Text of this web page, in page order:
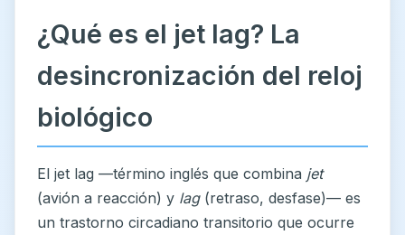
¿Qué es el jet lag? La
desincronización del reloj
biológico
El jet lag —término inglés que combina jet
(avión a reacción) y lag(retraso, desfase)— es
un trastorno circadiano transitorio que ocurre